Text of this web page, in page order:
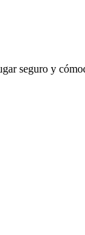
seguro y